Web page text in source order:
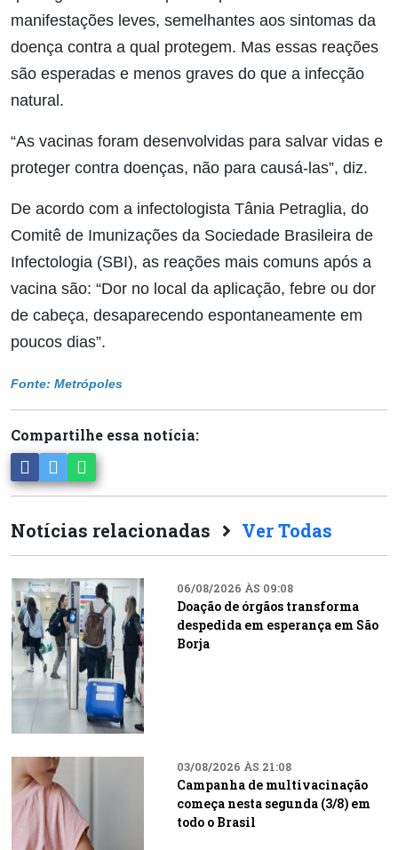
manifestações leves, semelhantes aos sintomas da
doença contra a qual protegem. Mas essas reações
são esperadas e menos graves do que a infecção
natural.
“As vacinas foram desenvolvidas para salvar vidas e
proteger contra doenças, não para causá-las”, diz.
De acordo com a infectologista Tânia Petraglia, do
Comitê de Imunizações da Sociedade Brasileira de
Infectologia (SBI), as reações mais comuns após a
vacina são: “Dor no local da aplicação, febre ou dor
de cabeça, desaparecendo espontaneamente em
poucos dias”.
Fonte: Metrópoles
Compartilhe essa notícia:
Notícias relacionadas Ver Todas
06/08/2026 ÀS 09:08
Doação de órgãos transforma
despedida em esperança em São
Borja
03/08/2026 ÀS 21:08
Campanha de multivacinação
começa nesta segunda (3/8) em
todo o Brasil